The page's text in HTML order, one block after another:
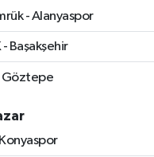
- Alanyaspor
Başakşehir
Göztepe